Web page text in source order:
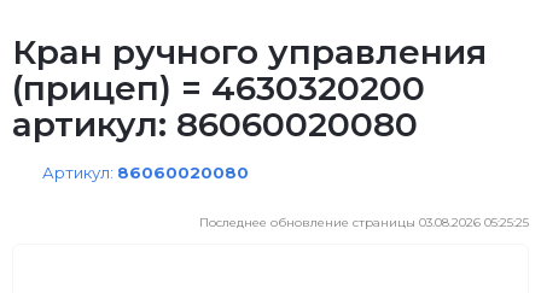
Кран ручного управления
(прицеп) = 4630320200
артикул: 86060020080
Артикул: 86060020080
Последнее обновление страницы 03.08.2026 05:25:25